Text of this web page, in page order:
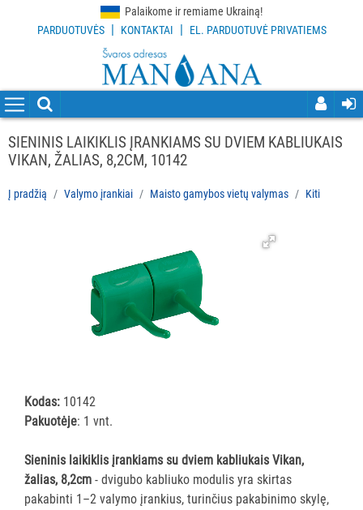
Palaikome ir remiame Ukrainą!
PARDUOTUVĖS | KONTAKTAI | EL. PARDUOTUVĖ PRIVATIEMS
VALYMO
PRIEMONĖS
VALYMO
Šluostės,
kempinės,
šveitimo
padai
Įrankiai
SIENINIS LAIKIKLIS ĮRANKIAMS SU DVIEM KABLIUKAIS
VIKAN, ŽALIAS, 8,2CM, 10142
Į pradžią Valymo įrankiai Maisto gamybos vietų valymas Kiti
Kodas: 10142
Pakuotėje: 1 vnt.
Sieninis laikiklis įrankiams su dviem kabliukais Vikan,
žalias, 8,2cm - dvigubo kabliuko modulis yra skirtas
pakabinti 1–2 valymo įrankius, turinčius pakabinimo skylę,